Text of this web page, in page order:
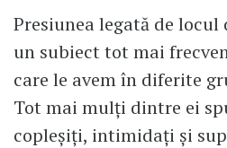
Presiunea legată de locul
un subiect tot mai
care le avem în diferite
Tot mai mulți dintre ei
copleșiți, intimidați și